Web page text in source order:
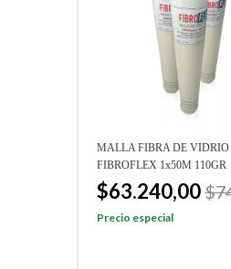
MALLA FIBRA DE VIDRIO
FIBROFLEX 1x50M 110GR
$63.240,00
Precio especial